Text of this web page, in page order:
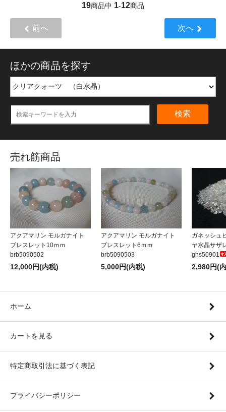
19商品中 1-12商品
前へ 次へ
ほかの商品を探す
検索
売れ筋商品
アクアマリン モルガナイト
ブレスレット10ｍｍ
brb5090502
12,000円(内税)
アクアマリン モルガナイト
ブレスレット6ｍｍ
brb5090503
5,000円(内税)
ガネッシュ
ヤ水晶サザ
ghs50901
2,980円(
ホーム
カートを見る
特定商取引法に基づく表記
プライバシーポリシー